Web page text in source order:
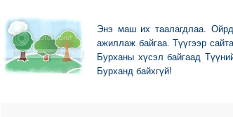
Энэ маш их таалагдлаа.
ажиллаж байгаа. Түүгээр
Бурханы хүсэл байгаад
Бурханд байхгүй!